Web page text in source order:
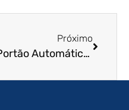
Próximo
Portão Automático de Enrolar em Sumaré – SP